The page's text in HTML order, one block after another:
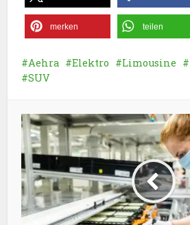
merken teilen
Aehra Elektro Limousine
SUV